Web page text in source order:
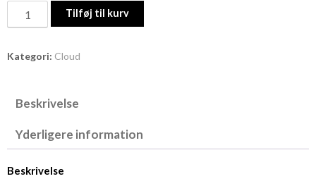
Cloud
nr.
antal
Tilføj til kurv
Kategori: Cloud
Beskrivelse
Yderligere information
Beskrivelse